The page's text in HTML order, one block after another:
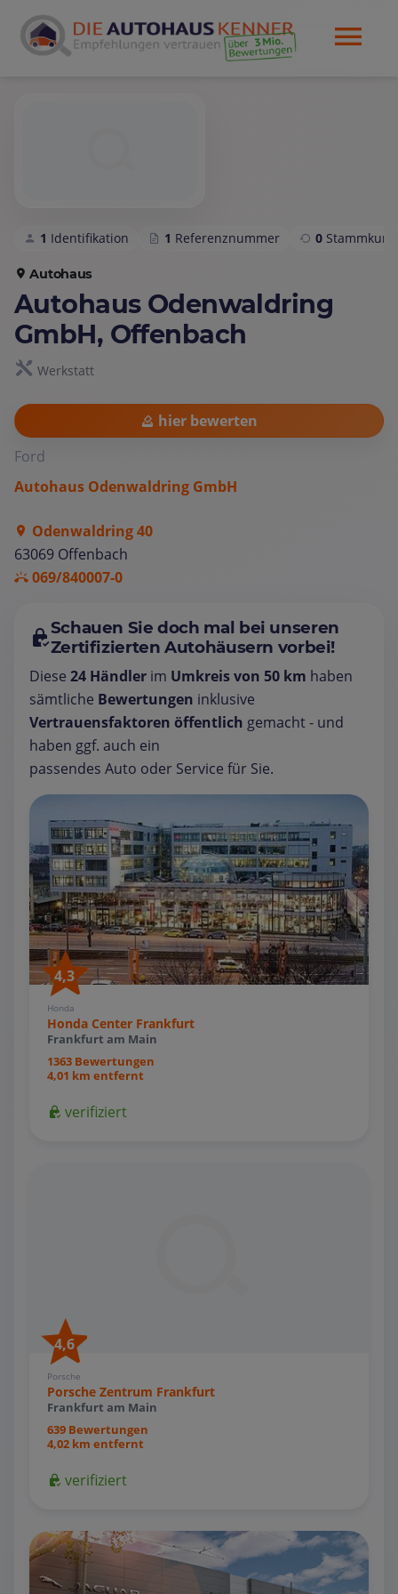
1 Identifikation 1 Referenznummer 0
Autohaus
Autohaus Odenwaldring
GmbH, Offenbach
Werkstatt
hier bewerten
Ford
Autohaus Odenwaldring GmbH
Odenwaldring 40
63069 Offenbach
069/840007-0
Schauen Sie doch mal bei unseren
Zertifizierten Autohäusern vorbei!
Diese 24 Händler im Umkreis von 50 km haben
sämtliche Bewertungen inklusive
Vertrauensfaktoren öffentlich gemacht - und
haben ggf. auch ein
passendes Auto oder Service für Sie.
4,3
Honda
Honda Center Frankfurt
Frankfurt am Main
1363 Bewertungen
4,01 km entfernt
verifiziert
4,6
Porsche
Porsche Zentrum Frankfurt
Frankfurt am Main
639 Bewertungen
4,02 km entfernt
verifiziert